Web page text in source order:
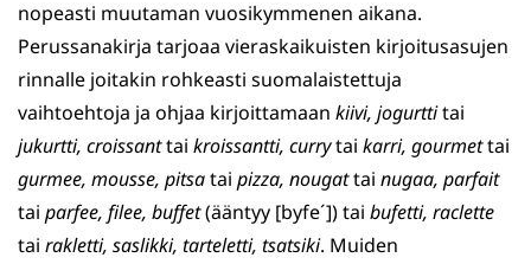
nopeasti muutaman vuosikymmenen aikana.
Perussanakirja tarjoaa vieraskaikuisten kirjoitusasujen
rinnalle joitakin rohkeasti suomalaistettuja
vaihtoehtoja ja ohjaa kirjoittamaan kiivi, jogurttitai
jukurtti, croissanttai kroissantti, currytai karri, gourmettai
gurmee, mousse, pitsatai pizza, nougattai nugaa, parfait
tai parfee, filee, buffet(ääntyy [byfe´]) tai bufetti, raclette
tai rakletti, saslikki, tarteletti, tsatsiki. Muiden